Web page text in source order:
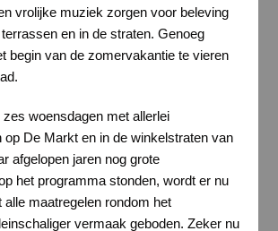
vrolijke muziek zorgen voor beleving
en in de straten. Genoeg
begin van de zomervakantie te vieren
woensdagen met allerlei
op De Markt en in de winkelstraten van
afgelopen jaren nog grote
het programma stonden, wordt er nu
alle maatregelen rondom het
vermaak geboden. Zeker nu